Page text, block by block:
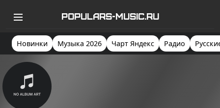
POPULARS-MUSIC.RU
Новинки Музыка 2026 Чарт Яндекс Радио